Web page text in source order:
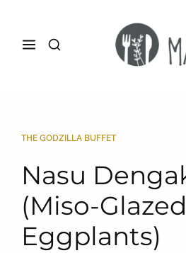
THE GODZILLA BUFFET
Nasu
(Miso-Glazed
Eggplants)